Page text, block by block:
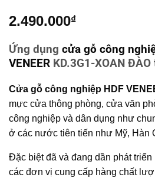
2.490.000₫
Ứng dụng cửa gỗ công
VENEER KD.3G1-XOAN
Cửa gỗ công nghiệp HDF
mực cửa thông phòng, cửa văn
công nghiệp và dân dụng như
ở các nước tiên tiến như Mỹ, Hàn
Đặc biệt đã và đang dần phát
các đơn vị cung cấp hàng chất